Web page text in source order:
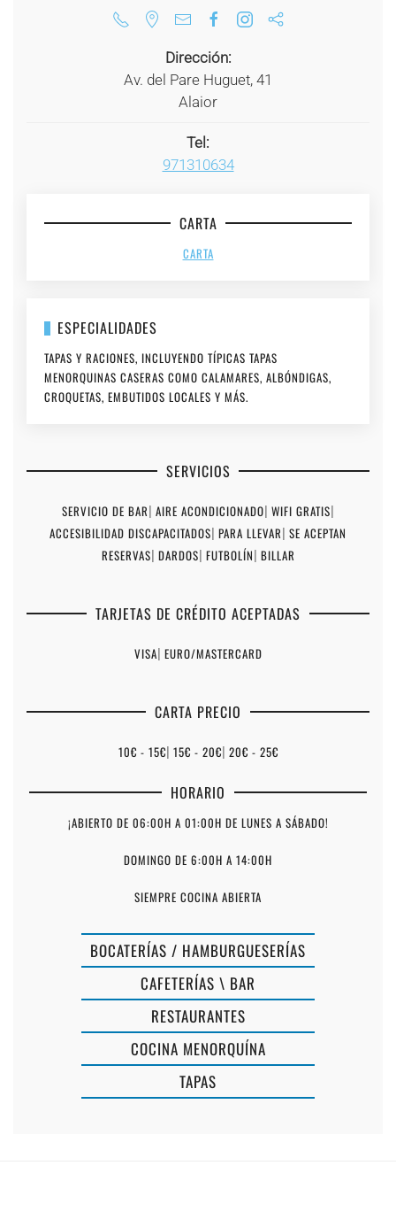
Dirección:
Av. del Pare Huguet, 41
Alaior
Tel:
971310634
CARTA
CARTA
ESPECIALIDADES
TAPAS Y RACIONES, INCLUYENDO TÍPICAS TAPAS
MENORQUINAS CASERAS COMO CALAMARES, ALBÓNDIGAS,
CROQUETAS, EMBUTIDOS LOCALES Y MÁS.
SERVICIOS
SERVICIO DE BAR| AIRE ACONDICIONADO| WIFI GRATIS|
ACCESIBILIDAD DISCAPACITADOS| PARA LLEVAR| SE ACEPTAN
RESERVAS| DARDOS| FUTBOLÍN| BILLAR
TARJETAS DE CRÉDITO ACEPTADAS
VISA| EURO/MASTERCARD
CARTA PRECIO
10€ - 15€| 15€ - 20€| 20€ - 25€
HORARIO
¡ABIERTO DE 06:00H A 01:00H DE LUNES A SÁBADO!
DOMINGO DE 6:00H A 14:00H
SIEMPRE COCINA ABIERTA
BOCATERÍAS / HAMBURGUESERÍAS
CAFETERÍAS \ BAR
RESTAURANTES
COCINA MENORQUÍNA
TAPAS